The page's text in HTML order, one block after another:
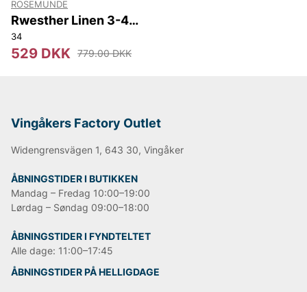
ROSEMUNDE
Rwesther Linen 3-4
Sleeve Shirt
34
529 DKK 779.00 DKK
Vingåkers Factory Outlet
Widengrensvägen 1, 643 30, Vingåker
ÅBNINGSTIDER I BUTIKKEN
Mandag – Fredag 10:00–19:00
Lørdag – Søndag 09:00–18:00
ÅBNINGSTIDER I FYNDTELTET
Alle dage: 11:00–17:45
ÅBNINGSTIDER PÅ HELLIGDAGE